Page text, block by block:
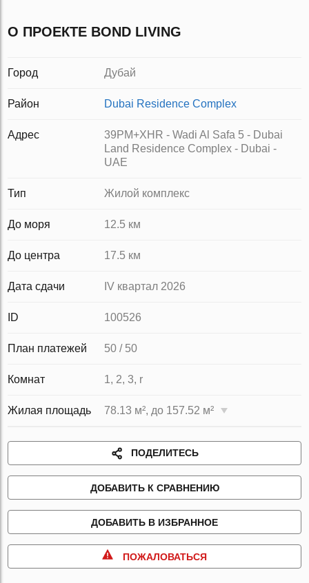
О ПРОЕКТЕ BOND LIVING
Город Дубай
Район Dubai Residence Complex
Адрес
39PM+XHR - Wadi Al Safa 5 - Dubai
Land Residence Complex - Dubai -
UAE
Тип Жилой комплекс
До моря 12.5 км
До центра 17.5 км
Дата сдачи IV квартал 2026
ID 100526
План платежей 50 / 50
Комнат 1, 2, 3, r
Жилая площадь 78.13 м², до 157.52 м²
ПОДЕЛИТЕСЬ
ДОБАВИТЬ К СРАВНЕНИЮ
ДОБАВИТЬ В ИЗБРАННОЕ
ПОЖАЛОВАТЬСЯ